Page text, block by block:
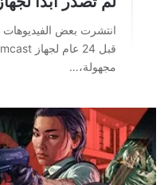
مجهولة،…